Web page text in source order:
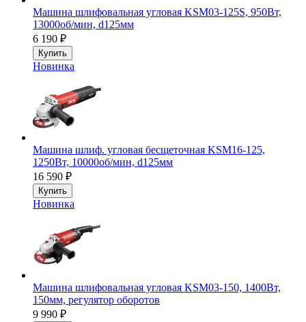
Машина шлифовальная угловая KSM03-125S, 950Вт,
13000об/мин, d125мм
6 190 ₽
Купить
Новинка
Машина шлиф. угловая бесщеточная KSM16-125,
1250Вт, 10000об/мин, d125мм
16 590 ₽
Купить
Новинка
Машина шлифовальная угловая KSM03-150, 1400Вт,
150мм, регулятор оборотов
9 990 ₽